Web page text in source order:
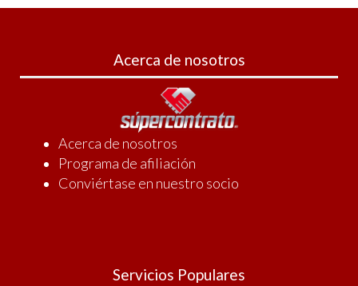
Acerca de nosotros
Acerca de nosotros
Programa de afiliación
Conviértase en nuestro socio
Servicios Populares